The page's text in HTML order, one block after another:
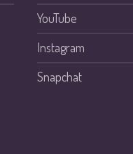
YouTube
Instagram
Snapchat